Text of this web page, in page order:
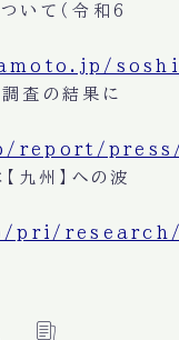
いて（令和6
査の結果に
report/
九州】への波